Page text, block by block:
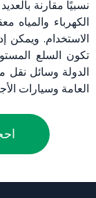
نسبيًا مقارنة
الكهرباء
الاستخدام. ويمكن
تكون السلع
الدولة وسائل نقل
العامة وسيارات